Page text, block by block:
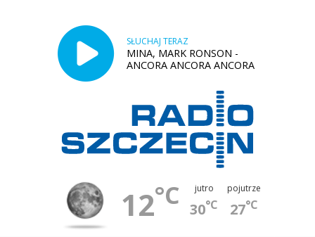
SŁUCHAJ TERAZ
MINA, MARK RONSON -
ANCORA ANCORA ANCORA
12°C jutro
30°C
pojutrze
27°C